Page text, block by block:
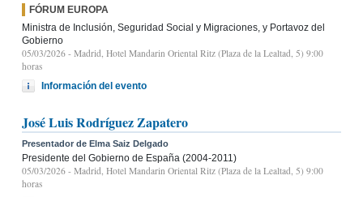
FÓRUM EUROPA
Ministra de Inclusión, Seguridad Social y Migraciones, y Portavoz del
Gobierno
05/03/2026 - Madrid, Hotel Mandarin Oriental Ritz (Plaza de la Lealtad, 5) 9:00
horas
Información del evento
José Luis Rodríguez Zapatero
Presentador de Elma Saiz Delgado
Presidente del Gobierno de España (2004-2011)
05/03/2026 - Madrid, Hotel Mandarin Oriental Ritz (Plaza de la Lealtad, 5) 9:00
horas